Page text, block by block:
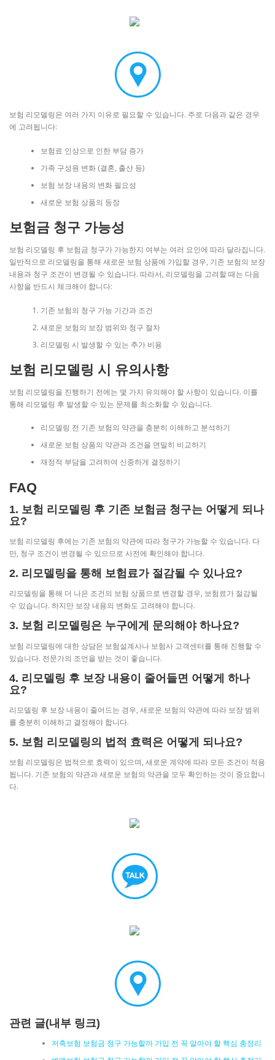
보험 리모델링은 여러 가지 이유로 필요할 수 있습니다. 주로 다음과 같은 경우
에 고려됩니다:
보험료 인상으로 인한 부담 증가
가족 구성원 변화 (결혼, 출산 등)
보험 보장 내용의 변화 필요성
새로운 보험 상품의 등장
보험금 청구 가능성
보험 리모델링 후 보험금 청구가 가능한지 여부는 여러 요인에 따라 달라집니다.
일반적으로 리모델링을 통해 새로운 보험 상품에 가입할 경우, 기존 보험의 보장
내용과 청구 조건이 변경될 수 있습니다. 따라서, 리모델링을 고려할 때는 다음
사항을 반드시 체크해야 합니다:
기존 보험의 청구 가능 기간과 조건
새로운 보험의 보장 범위와 청구 절차
리모델링 시 발생할 수 있는 추가 비용
보험 리모델링 시 유의사항
보험 리모델링을 진행하기 전에는 몇 가지 유의해야 할 사항이 있습니다. 이를
통해 리모델링 후 발생할 수 있는 문제를 최소화할 수 있습니다.
리모델링 전 기존 보험의 약관을 충분히 이해하고 분석하기
새로운 보험 상품의 약관과 조건을 면밀히 비교하기
재정적 부담을 고려하여 신중하게 결정하기
FAQ
1. 보험 리모델링 후 기존 보험금 청구는 어떻게 되나
요?
보험 리모델링 후에는 기존 보험의 약관에 따라 청구가 가능할 수 있습니다. 다
만, 청구 조건이 변경될 수 있으므로 사전에 확인해야 합니다.
2. 리모델링을 통해 보험료가 절감될 수 있나요?
리모델링을 통해 더 나은 조건의 보험 상품으로 변경할 경우, 보험료가 절감될
수 있습니다. 하지만 보장 내용의 변화도 고려해야 합니다.
3. 보험 리모델링은 누구에게 문의해야 하나요?
보험 리모델링에 대한 상담은 보험설계사나 보험사 고객센터를 통해 진행할 수
있습니다. 전문가의 조언을 받는 것이 좋습니다.
4. 리모델링 후 보장 내용이 줄어들면 어떻게 하나
요?
리모델링 후 보장 내용이 줄어드는 경우, 새로운 보험의 약관에 따라 보장 범위
를 충분히 이해하고 결정해야 합니다.
5. 보험 리모델링의 법적 효력은 어떻게 되나요?
보험 리모델링은 법적으로 효력이 있으며, 새로운 계약에 따라 모든 조건이 적용
됩니다. 기존 보험의 약관과 새로운 보험의 약관을 모두 확인하는 것이 중요합니
다.
관련 글(내부 링크)
저축보험 보험금 청구 가능할까 가입 전 꼭 알아야 할 핵심 총정리